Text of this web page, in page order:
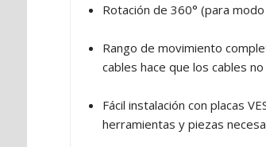
Rotación de 360° (para
Rango de movimiento
cables hace que los cables
Fácil instalación con placas
herramientas y piezas